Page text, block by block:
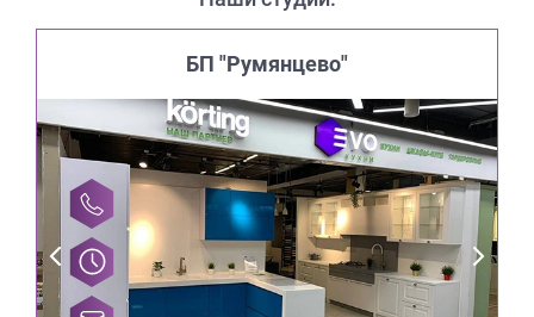
БП "Румянцево"